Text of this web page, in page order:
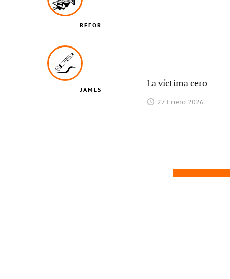
REFOR
JAMES
La víctima cero
27 Enero 2026